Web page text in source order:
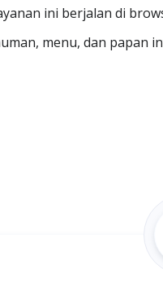
ini berjalan di
menu, dan papan